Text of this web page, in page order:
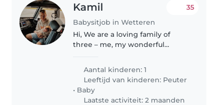
Kamil
Babysitjob in Wetteren
35
Hi, We are a loving family of
three – me, my wonderful
We enjoy spending time
together, exploring new places,
and creating joyful memories
every day.
Aantal kinderen: 1
Leeftijd van kinderen: Peuter
• Baby
Laatste activiteit: 2 maanden